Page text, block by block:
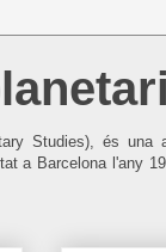
Studies), és
a Barcelona l'any